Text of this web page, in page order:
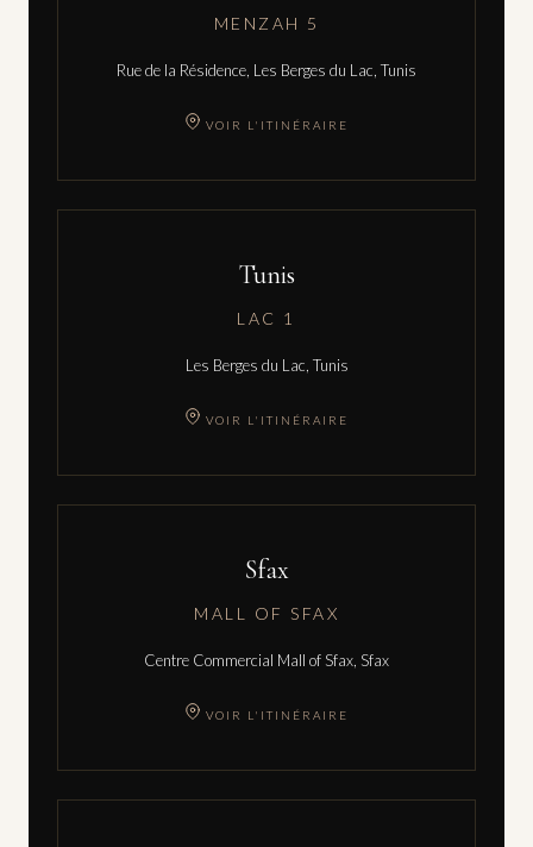
MENZAH 5
Rue de la Résidence, Les Berges du Lac, Tunis
VOIR L'ITINÉRAIRE
Tunis
LAC 1
Les Berges du Lac, Tunis
VOIR L'ITINÉRAIRE
Sfax
MALL OF SFAX
Centre Commercial Mall of Sfax, Sfax
VOIR L'ITINÉRAIRE